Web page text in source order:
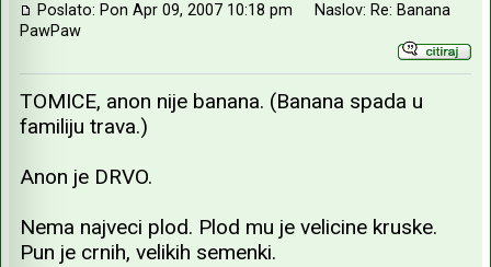
Poslato: Pon Apr 09, 2007 10:18 pm
Naslov: Re: Banana
PawPaw
TOMICE, anon nije banana. (Banana spada u
familiju trava.)
Anon je DRVO.
Nema najveci plod. Plod mu je velicine kruske.
Pun je crnih, velikih semenki.